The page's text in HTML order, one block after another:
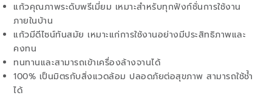
แก้วคุณภาพระดับพรีเมี่ยม เหมาะสำหรับทุกฟังก์ชั่นการใช้งาน
ภายในบ้าน
แก้วมีดีไซน์ทันสมัย เหมาะแก่การใช้งานอย่างมีประสิทธิภาพและ
คงทน
ทนทานและสามารถเข้าเครื่องล้างจานได้
100% เป็นมิตรกับสิ่งแวดล้อม ปลอดภัยต่อสุขภาพ สามารถใช้ช้ำ
ได้